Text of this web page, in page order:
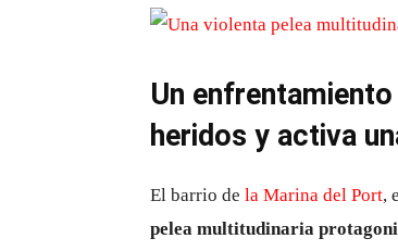
Un
heridos y activa
El barrio de la Marina del Port,
pelea multitudinaria